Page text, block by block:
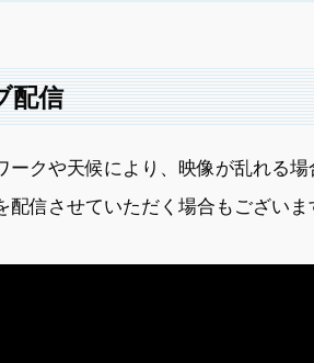
配信
ークや天候により、映像が乱れる
配信させていただく場合もございま